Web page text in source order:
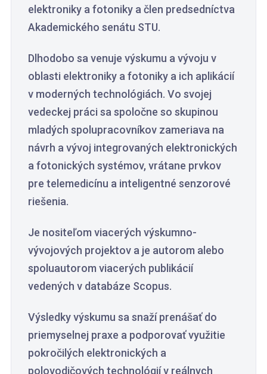
elektroniky a fotoniky a člen predsedníctva
Akademického senátu STU.
Dlhodobo sa venuje výskumu a vývoju v
oblasti elektroniky a fotoniky a ich aplikácií
v moderných technológiách. Vo svojej
vedeckej práci sa spoločne so skupinou
mladých spolupracovníkov zameriava na
návrh a vývoj integrovaných elektronických
a fotonických systémov, vrátane prvkov
pre telemedicínu a inteligentné senzorové
riešenia.
Je nositeľom viacerých výskumno-
vývojových projektov a je autorom alebo
spoluautorom viacerých publikácií
vedených v databáze Scopus.
Výsledky výskumu sa snaží prenášať do
priemyselnej praxe a podporovať využitie
pokročilých elektronických a
polovodičových technológií v reálnych